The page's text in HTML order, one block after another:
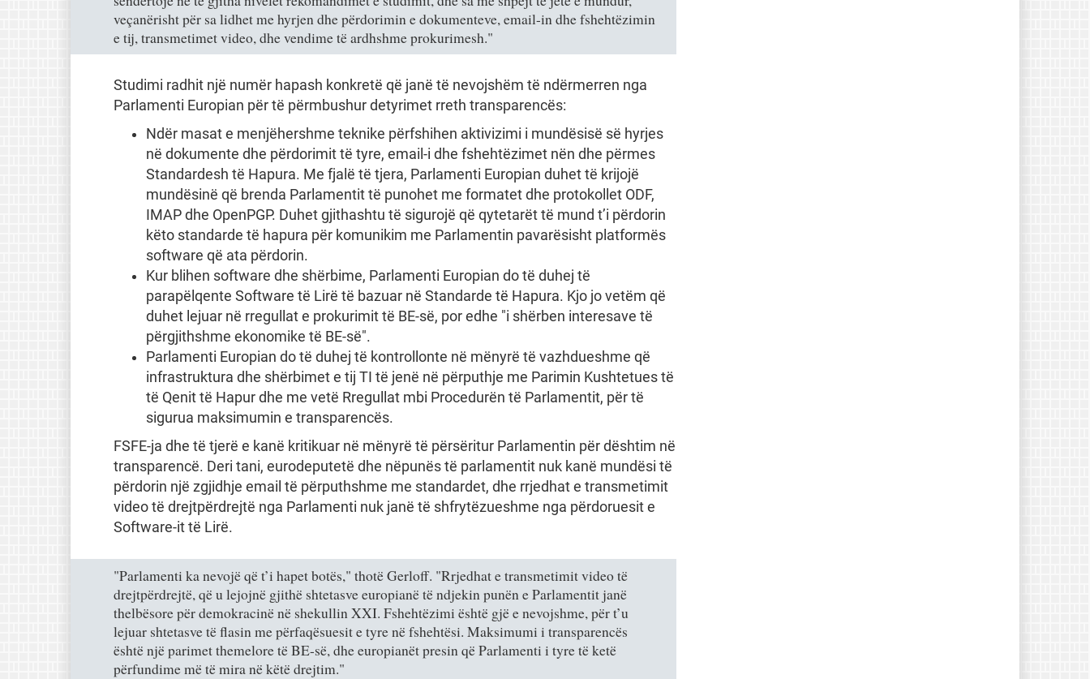
veçanërisht për sa lidhet me hyrjen dhe përdorimin e dokumenteve, email-in dhe fshehtëzimin
e tij, transmetimet video, dhe vendime të ardhshme prokurimesh."
Studimi radhit një numër hapash konkretë që janë të nevojshëm të ndërmerren nga
Parlamenti Europian për të përmbushur detyrimet rreth transparencës:
Ndër masat e menjëhershme teknike përfshihen aktivizimi i mundësisë së hyrjes
në dokumente dhe përdorimit të tyre, email-i dhe fshehtëzimet nën dhe përmes
Standardesh të Hapura. Me fjalë të tjera, Parlamenti Europian duhet të krijojë
mundësinë që brenda Parlamentit të punohet me formatet dhe protokollet ODF,
IMAP dhe OpenPGP. Duhet gjithashtu të sigurojë që qytetarët të mund t’i përdorin
këto standarde të hapura për komunikim me Parlamentin pavarësisht platformës
software që ata përdorin.
Kur blihen software dhe shërbime, Parlamenti Europian do të duhej të
parapëlqente Software të Lirë të bazuar në Standarde të Hapura. Kjo jo vetëm që
duhet lejuar në rregullat e prokurimit të BE-së, por edhe "i shërben interesave të
përgjithshme ekonomike të BE-së".
Parlamenti Europian do të duhej të kontrollonte në mënyrë të vazhdueshme që
infrastruktura dhe shërbimet e tij TI të jenë në përputhje me Parimin Kushtetues të
të Qenit të Hapur dhe me vetë Rregullat mbi Procedurën të Parlamentit, për të
sigurua maksimumin e transparencës.
FSFE-ja dhe të tjerë e kanë kritikuar në mënyrë të përsëritur Parlamentin për dështim në
transparencë. Deri tani, eurodeputetë dhe nëpunës të parlamentit nuk kanë mundësi të
përdorin një zgjidhje email të përputhshme me standardet, dhe rrjedhat e transmetimit
video të drejtpërdrejtë nga Parlamenti nuk janë të shfrytëzueshme nga përdoruesit e
Software-it të Lirë.
"Parlamenti ka nevojë që t’i hapet botës," thotë Gerloff. "Rrjedhat e transmetimit video të
drejtpërdrejtë, që u lejojnë gjithë shtetasve europianë të ndjekin punën e Parlamentit janë
thelbësore për demokracinë në shekullin XXI. Fshehtëzimi është gjë e nevojshme, për t’u
lejuar shtetasve të flasin me përfaqësuesit e tyre në fshehtësi. Maksimumi i transparencës
është një parimet themelore të BE-së, dhe europianët presin që Parlamenti i tyre të ketë
përfundime më të mira në këtë drejtim."